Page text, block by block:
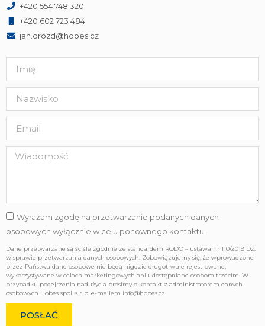
+420 554 748 320
+420 602 723 484
jan.drozd@hobes.cz
Wyrażam zgodę na przetwarzanie podanych danych
osobowych wyłącznie w celu ponownego kontaktu.
Dane przetwarzane są ściśle zgodnie ze standardem RODO – ustawa nr 110/2019 Dz.
w sprawie przetwarzania danych osobowych. Zobowiązujemy się, że wprowadzone
przez Państwa dane osobowe nie będą nigdzie długotrwale rejestrowane,
wykorzystywane w celach marketingowych ani udostępniane osobom trzecim. W
przypadku podejrzenia nadużycia prosimy o kontakt z administratorem danych
osobowych Hobes spol. s r. o. e-mailem info@hobes.cz
POSŁAĆ